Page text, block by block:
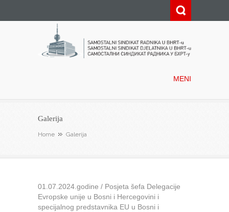
MENI
Galerija
Home Galerija
01.07.2024.godine / Posjeta šefa Delegacije
Evropske unije u Bosni i Hercegovini i
specijalnog predstavnika EU u Bosni i